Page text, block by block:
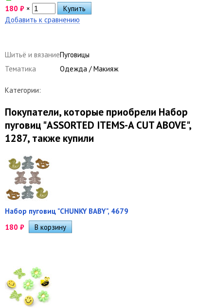
180 ₽ ×
Добавить к сравнению
Шитьё и вязаниеПуговицы
Тематика
Одежда / Макияж
Категории:
Покупатели, которые приобрели Набор
пуговиц "ASSORTED ITEMS-A CUT ABOVE",
1287, также купили
Набор пуговиц "CHUNKY BABY", 4679
180 ₽